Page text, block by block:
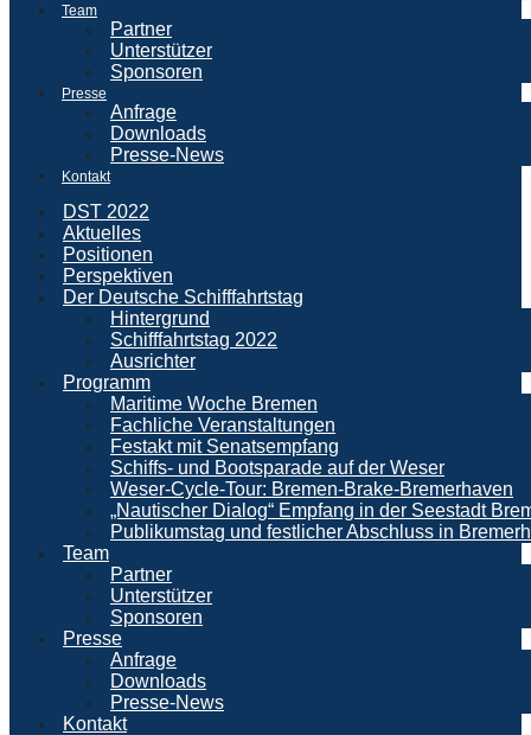
Team
Partner
Unterstützer
Sponsoren
Presse
Anfrage
Downloads
Presse-News
Kontakt
DST 2022
Aktuelles
Positionen
Perspektiven
Der Deutsche Schifffahrtstag
Hintergrund
Schifffahrtstag 2022
Ausrichter
Programm
Maritime Woche Bremen
Fachliche Veranstaltungen
Festakt mit Senatsempfang
Schiffs- und Bootsparade auf der Weser
Weser-Cycle-Tour: Bremen-Brake-Bremerhaven
„Nautischer Dialog“ Empfang in der Seestadt
Publikumstag und festlicher Abschluss in
Team
Partner
Unterstützer
Sponsoren
Presse
Anfrage
Downloads
Presse-News
Kontakt